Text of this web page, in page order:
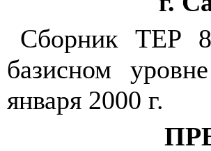
Сборник ТЕР
базисном
января 2000 г.